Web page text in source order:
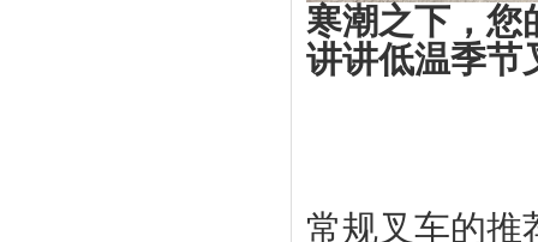
寒潮之下，您
讲讲低温季
常规叉车的推